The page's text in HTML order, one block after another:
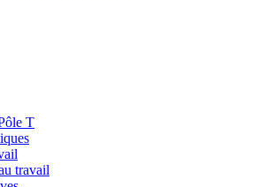
T
travail